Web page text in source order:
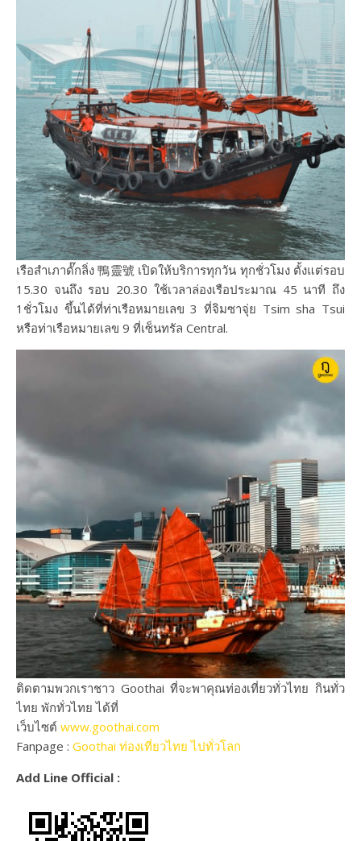
เรือสำเภาดั๊กลิ่ง 鴨靈號 เปิดให้บริการทุกวัน ทุกชั่วโมง ตั้งแต่รอบ
15.30 จนถึง รอบ 20.30 ใช้เวลาล่องเรือประมาณ 45 นาที ถึง
1ชั่วโมง ขึ้นได้ที่ท่าเรือหมายเลข 3 ที่จิมซาจุ่ย Tsim sha Tsui
หรือท่าเรือหมายเลข 9 ที่เซ็นทรัล Central.
ติดตามพวกเราชาว Goothai ที่จะพาคุณท่องเที่ยวทั่วไทย กินทั่ว
ไทย พักทั่วไทย ได้ที่
เว็บไซต์ www.goothai.com
Fanpage : Goothai ท่องเที่ยวไทย ไปทั่วโลก
Add Line Official :